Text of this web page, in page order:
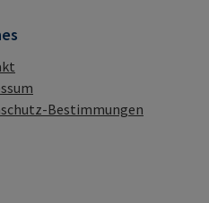
Bestimmungen